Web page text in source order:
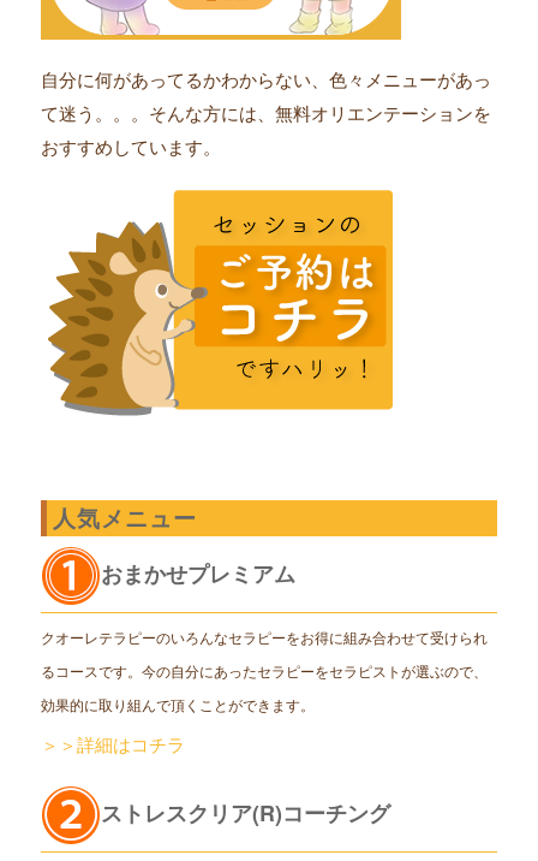
自分に何があってるかわからない、色々メニューがあっ
て迷う。。。そんな方には、無料オリエンテーションを
おすすめしています。
人気メニュー
おまかせプレミアム
クオーレテラピーのいろんなセラピーをお得に組み合わせて受けられ
るコースです。今の自分にあったセラピーをセラピストが選ぶので、
効果的に取り組んで頂くことができます。
＞＞詳細はコチラ
ストレスクリア(R)コーチング